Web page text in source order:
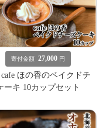
寄付金額 27,000 円
cafe ほの香のベイクドチ
ーキ 10カップセット